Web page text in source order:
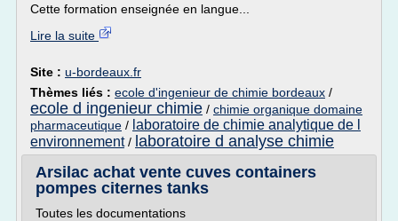
Cette formation enseignée en langue...
Lire la suite
Site : u-bordeaux.fr
Thèmes liés : ecole d'ingenieur de chimie bordeaux /
ecole d ingenieur chimie / chimie organique domaine
pharmaceutique / laboratoire de chimie analytique de l
environnement/ laboratoire d analyse chimie
Arsilac achat vente cuves containers
pompes citernes tanks
Toutes les documentations